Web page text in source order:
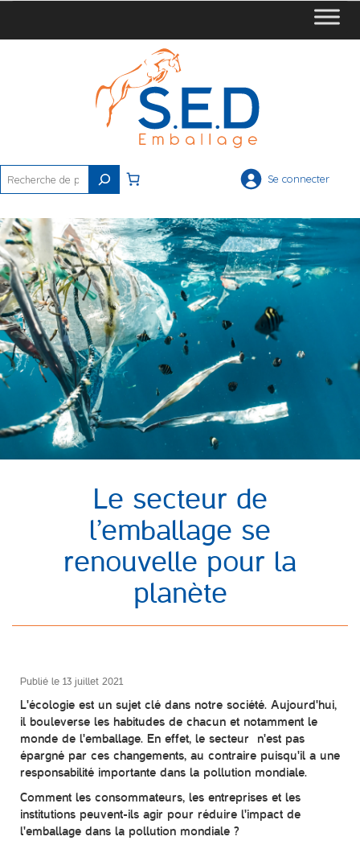
Rechercher
Se connecter
Le secteur de
l’emballage se
renouvelle pour la
planète
Publié le 13 juillet 2021
L'écologie est un sujet clé dans notre société. Aujourd'hui,
il bouleverse les habitudes de chacun et notamment le
monde de l'emballage. En effet, le secteur n'est pas
épargné par ces changements, au contraire puisqu'il a une
responsabilité importante dans la pollution mondiale.
Comment les consommateurs, les entreprises et les
institutions peuvent-ils agir pour réduire l'impact de
l'emballage dans la pollution mondiale ?